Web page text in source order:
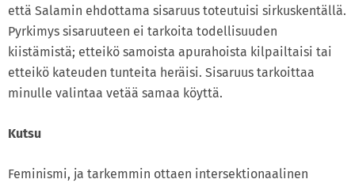
että Salamin ehdottama sisaruus toteutuisi sirkuskentällä.
Pyrkimys sisaruuteen ei tarkoita todellisuuden
kiistämistä; etteikö samoista apurahoista kilpailtaisi tai
etteikö kateuden tunteita heräisi. Sisaruus tarkoittaa
minulle valintaa vetää samaa köyttä.
Kutsu
Feminismi, ja tarkemmin ottaen intersektionaalinen